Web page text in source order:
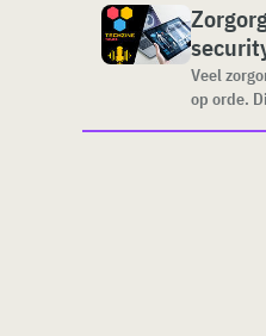
Veel
op orde.